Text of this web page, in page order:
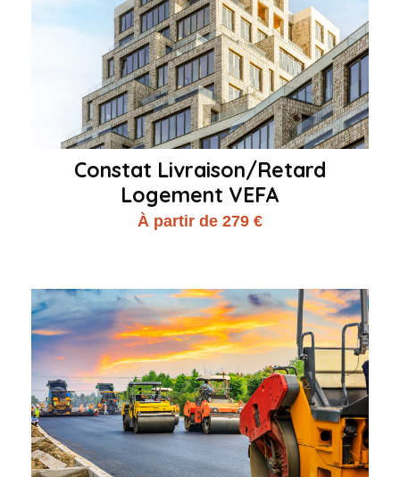
Constat Livraison/Retard
Logement VEFA
À partir de 279 €